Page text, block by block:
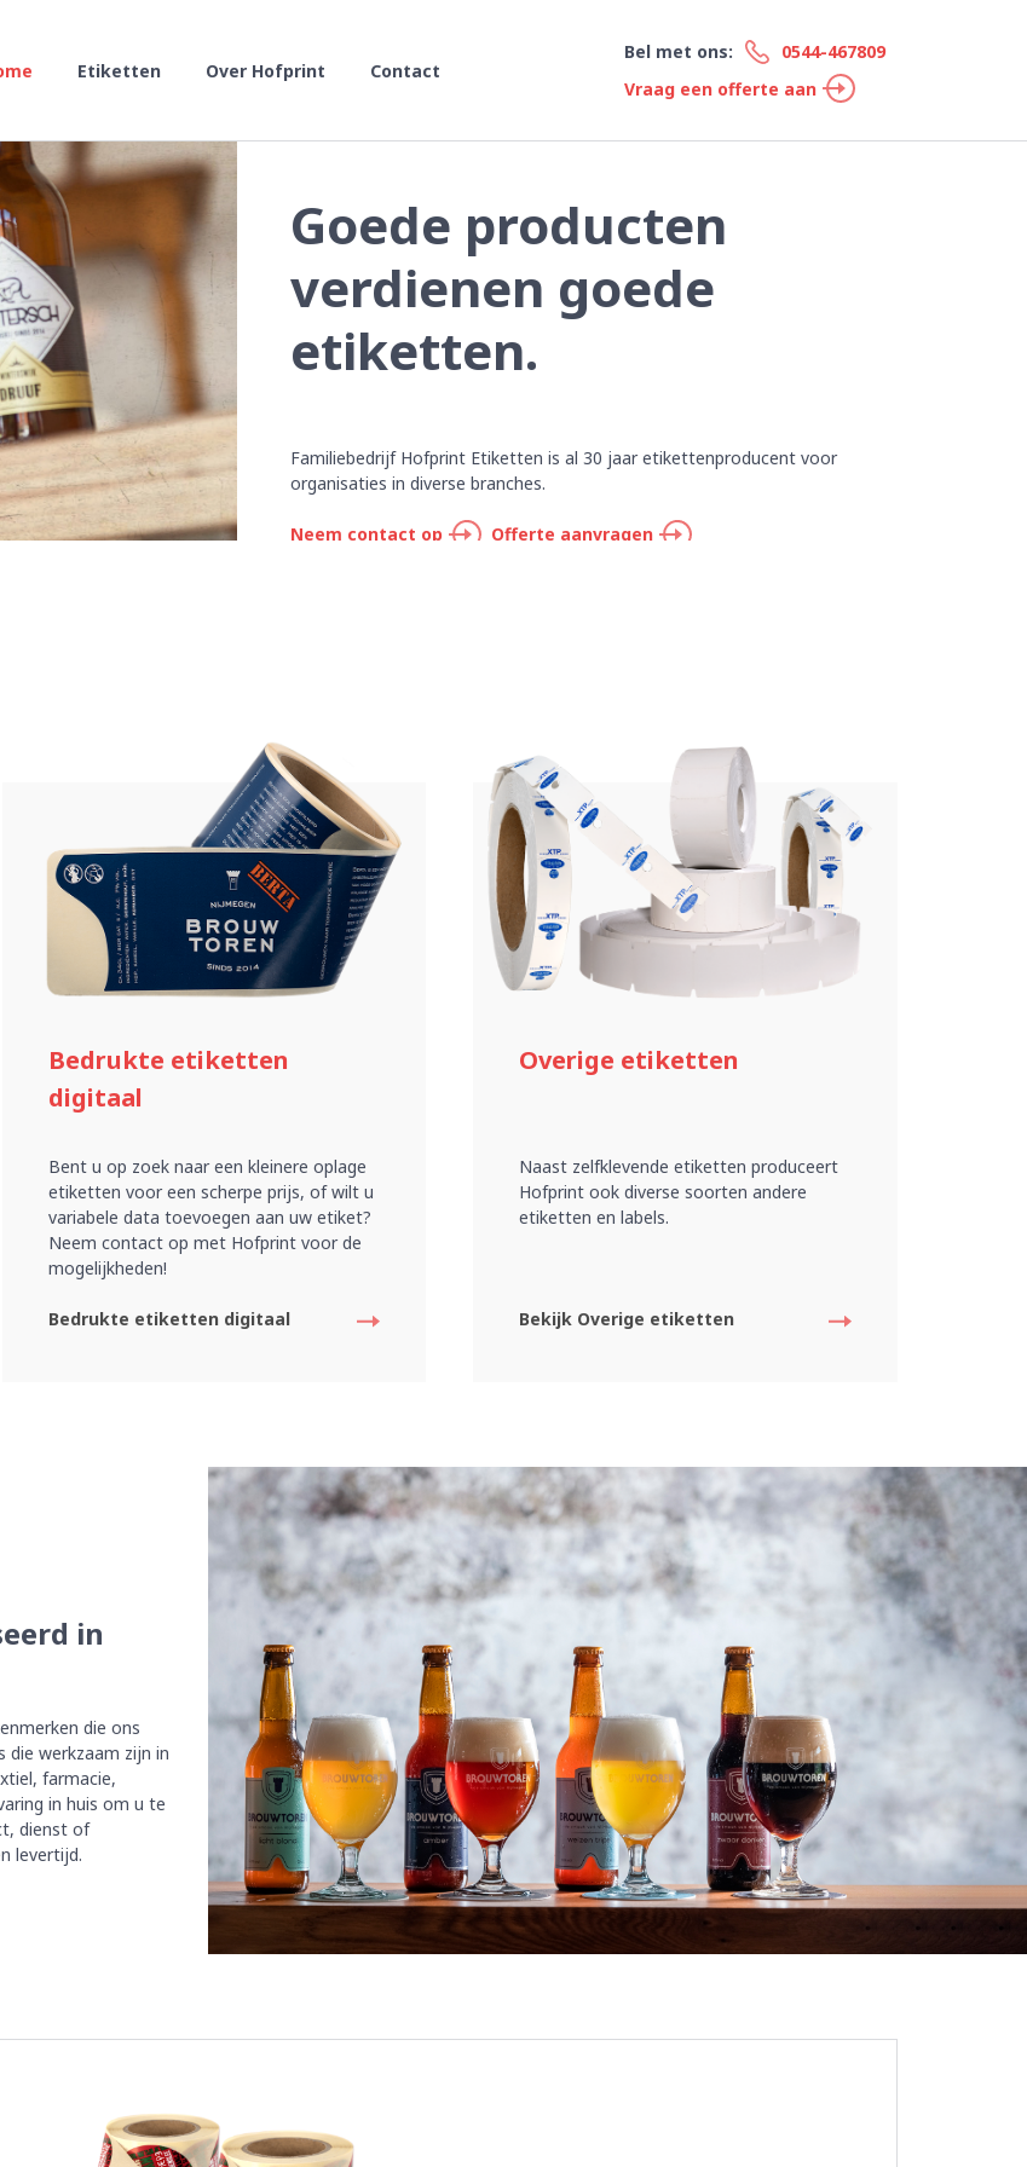
Etiketten Over Hofprint Contact
Bel met ons:
0544-467809
Vraag een offerte aan
Goede producten
verdienen goede
etiketten.
Familiebedrijf Hofprint Etiketten is al 30 jaar etikettenproducent voor
organisaties in diverse branches.
Neem contact op Offerte aanvragen
Bedrukte etiketten
digitaal
Bent u op zoek naar een kleinere oplage
etiketten voor een scherpe prijs, of wilt u
variabele data toevoegen aan uw etiket?
Neem contact op met Hofprint voor de
mogelijkheden!
Bedrukte etiketten digitaal
Overige etiketten
Naast zelfklevende etiketten produceert
Hofprint ook diverse soorten andere
etiketten en labels.
Bekijk Overige etiketten
in
die ons
die werkzaam zijn in
farmacie,
in huis om u te
dienst of
levertijd.